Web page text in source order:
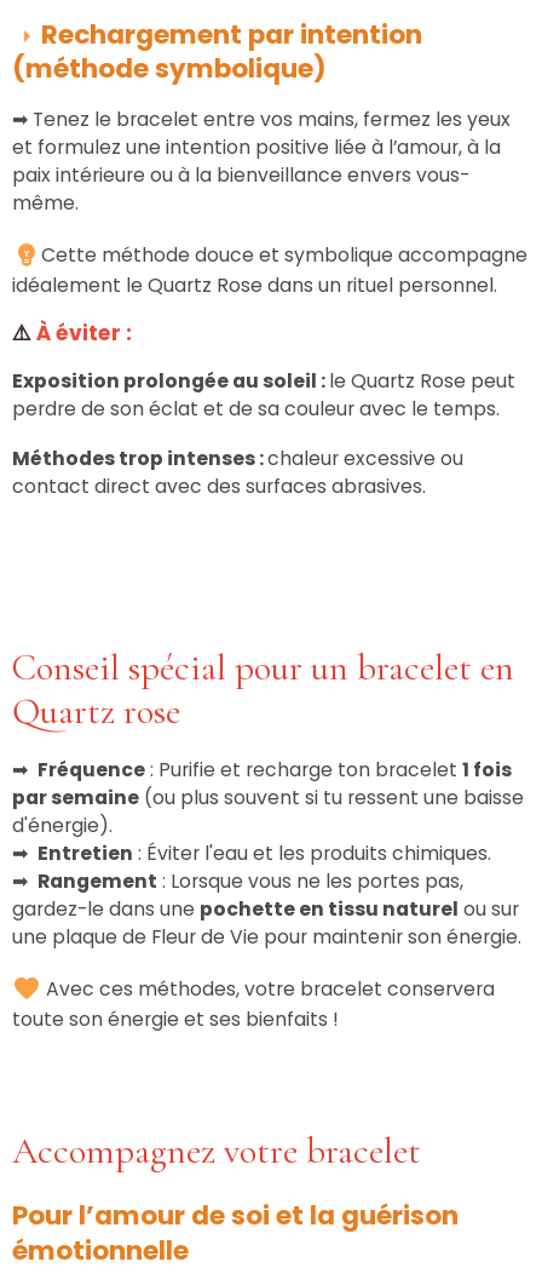
Rechargement par intention
(méthode symbolique)
➡ Tenez le bracelet entre vos mains, fermez les yeux
et formulez une intention positive liée à l’amour, à la
paix intérieure ou à la bienveillance envers vous-
même.
Cette méthode douce et symbolique accompagne
idéalement le Quartz Rose dans un rituel personnel.
⚠️À éviter :
Exposition prolongée au soleil :le Quartz Rose peut
perdre de son éclat et de sa couleur avec le temps.
Méthodes trop intenses :chaleur excessive ou
contact direct avec des surfaces abrasives.
Conseil spécial pour un bracelet en
Quartz rose
➡ Fréquence: Purifie et recharge ton bracelet 1 fois
par semaine (ou plus souvent si tu ressent une baisse
d'énergie).
➡ Entretien : Éviter l'eau et les produits chimiques.
➡ Rangement : Lorsque vous ne les portes pas,
gardez-le dans une pochette en tissu naturel ou sur
une plaque de Fleur de Vie pour maintenir son énergie.
Avec ces méthodes, votre bracelet conservera
toute son énergie et ses bienfaits !
Accompagnez votre bracelet
Pour l’amour de soi et la guérison
émotionnelle